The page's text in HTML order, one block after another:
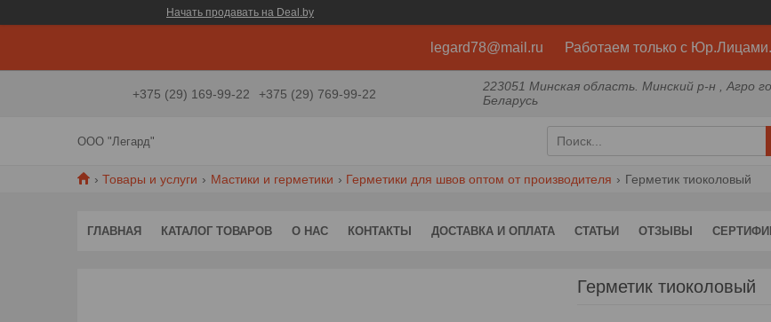
Начать продавать на Deal.by
legard78@mail.ru Работаем только с Юр.Лицами.
+375 (29) 169-99-22 +375 (29) 769-99-22
223051 Минская область. Минский р-н , Агро
Беларусь
ООО "Легард"
Товары и услуги Мастики и герметики Герметики для швов оптом от производителя Герметик тиоколовый
ГЛАВНАЯ КАТАЛОГ ТОВАРОВ О НАС КОНТАКТЫ ДОСТАВКА И ОПЛАТА СТАТЬИ ОТЗЫВЫ
Герметик тиоколовый